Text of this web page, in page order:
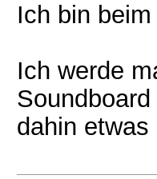
Ich bin
Ich werde
dahin etwas